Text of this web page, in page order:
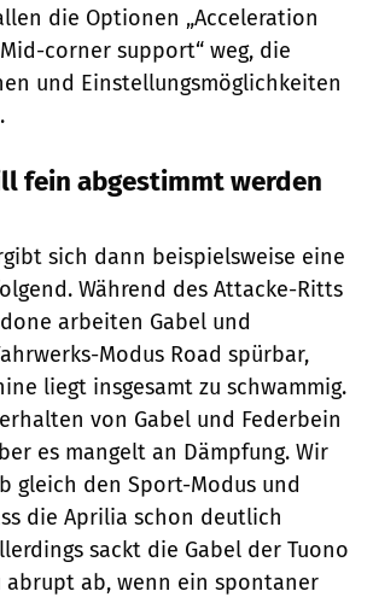
die Optionen „Acceleration
corner support“ weg, die
und Einstellungsmöglichkeiten
fein abgestimmt werden
sich dann beispielsweise eine
Während des Attacke-Ritts
arbeiten Gabel und
Modus Road spürbar,
liegt insgesamt zu schwammig.
von Gabel und Federbein
es mangelt an Dämpfung. Wir
gleich den Sport-Modus und
die Aprilia schon deutlich
sackt die Gabel der Tuono
abrupt ab, wenn ein spontaner